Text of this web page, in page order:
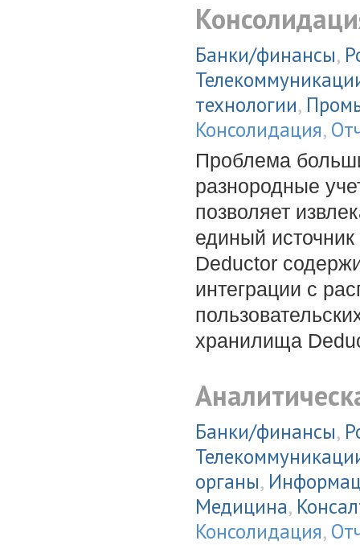
Банки/финансы,
технологии,
Консолидация,
Проблема
разнородные
позволяет
единый
Deductor
интеграции с
хранилища
Банки/финансы,
органы,
Медицина,
Консолидация,